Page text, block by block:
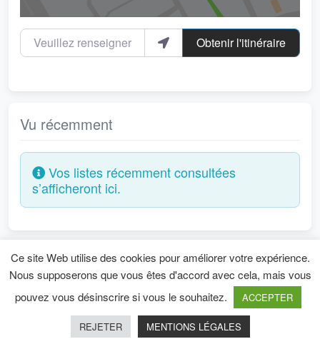
Veuillez renseigner votre localité Obtenir l'itinéraire
Vu récemment
Vos listes récemment consultées
s’afficheront ici.
Mentions légales
Copyright © 2026Directory Starter Theme
Powered byWordPress.
Ce site Web utilise des cookies pour améliorer votre expérience.
Nous supposerons que vous êtes d'accord avec cela, mais vous
pouvez vous désinscrire si vous le souhaitez.
ACCEPTER
REJETER MENTIONS LÉGALES